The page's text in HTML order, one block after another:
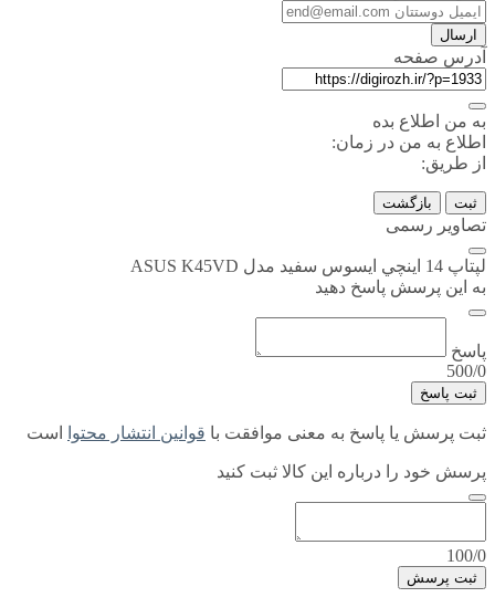
ارسال
آدرس صفحه
به من اطلاع بده
اطلاع به من در زمان:
از طریق:
ثبت بازگشت
تصاویر رسمی
لپتاپ 14 اينچي ايسوس سفید مدل ASUS K45VD
به این پرسش پاسخ دهید
پاسخ
500/0
ثبت پاسخ
ثبت پرسش یا پاسخ به معنی موافقت با قوانین انتشار محتوا است
پرسش خود را درباره این کالا ثبت کنید
100/0
ثبت پرسش